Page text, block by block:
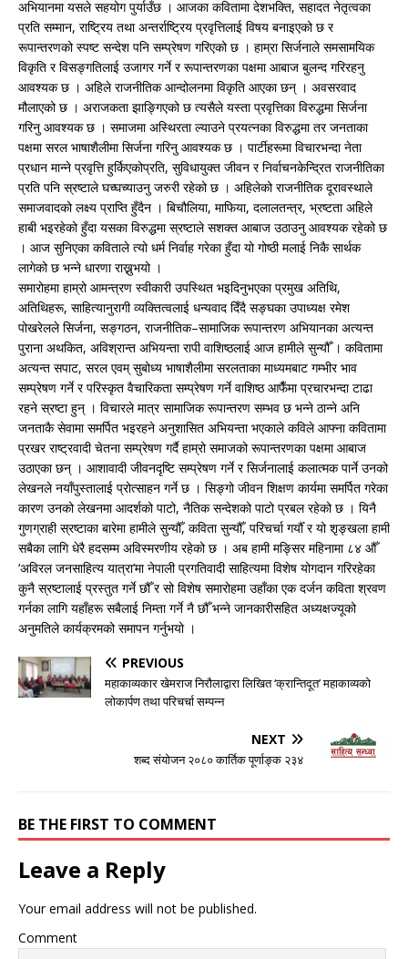
अभियानमा यसले सहयोग पुर्याउँछ । आजका कवितामा देशभक्ति, सहादत नेतृत्वका
प्रति सम्मान, राष्ट्रिय तथा अन्तर्राष्ट्रिय प्रवृत्तिलाई विषय बनाइएको छ र
रूपान्तरणको स्पष्ट सन्देश पनि सम्प्रेषण गरिएको छ । हाम्रा सिर्जनाले समसामयिक
विकृति र विसङ्गतिलाई उजागर गर्ने र रूपान्तरणका पक्षमा आबाज बुलन्द गरिरहनु
आवश्यक छ । अहिले राजनीतिक आन्दोलनमा विकृति आएका छन् । अवसरवाद
मौलाएको छ । अराजकता झाङ्गिएको छ त्यसैले यस्ता प्रवृत्तिका विरुद्धमा सिर्जना
गरिनु आवश्यक छ । समाजमा अस्थिरता ल्याउने प्रयत्नका विरुद्धमा तर जनताका
पक्षमा सरल भाषाशैलीमा सिर्जना गरिनु आवश्यक छ । पार्टीहरूमा विचारभन्दा नेता
प्रधान मान्ने प्रवृत्ति हुर्किएकोप्रति, सुविधायुक्त जीवन र निर्वाचनकेन्द्रित राजनीतिका
प्रति पनि स्रष्टाले घच्घच्याउनु जरुरी रहेको छ । अहिलेको राजनीतिक दूरावस्थाले
समाजवादको लक्ष्य प्राप्ति हुँदैन । बिचौलिया, माफिया, दलालतन्त्र, भ्रष्टता अहिले
हाबी भइरहेको हुँदा यसका विरुद्धमा स्रष्टाले सशक्त आबाज उठाउनु आवश्यक रहेको छ
। आज सुनिएका कविताले त्यो धर्म निर्वाह गरेका हुँदा यो गोष्ठी मलाई निकै सार्थक
लागेको छ भन्ने धारणा राख्नुभयो ।
समारोहमा हाम्रो आमन्त्रण स्वीकारी उपस्थित भइदिनुभएका प्रमुख अतिथि,
अतिथिहरू, साहित्यानुरागी व्यक्तित्वलाई धन्यवाद दिँदै सङ्घका उपाध्यक्ष रमेश
पोखरेलले सिर्जना, सङ्गठन, राजनीतिक–सामाजिक रूपान्तरण अभियानका अत्यन्त
पुराना अथकित, अविश्रान्त अभियन्ता रापी वाशिष्ठलाई आज हामीले सुन्यौँ । कवितामा
अत्यन्त सपाट, सरल एवम् सुबोध्य भाषाशैलीमा सरलताका माध्यमबाट गम्भीर भाव
सम्प्रेषण गर्ने र परिस्कृत वैचारिकता सम्प्रेषण गर्ने वाशिष्ठ आफैँमा प्रचारभन्दा टाढा
रहने स्रष्टा हुन् । विचारले मात्र सामाजिक रूपान्तरण सम्भव छ भन्ने ठान्ने अनि
जनताकै सेवामा समर्पित भइरहने अनुशासित अभियन्ता भएकाले कविले आफ्ना कवितामा
प्रखर राष्ट्रवादी चेतना सम्प्रेषण गर्दै हाम्रो समाजको रूपान्तरणका पक्षमा आबाज
उठाएका छन् । आशावादी जीवनदृष्टि सम्प्रेषण गर्ने र सिर्जनालाई कलात्मक पार्ने उनको
लेखनले नयाँपुस्तालाई प्रोत्साहन गर्ने छ । सिङ्गो जीवन शिक्षण कार्यमा समर्पित गरेका
कारण उनको लेखनमा आदर्शको पाटो, नैतिक सन्देशको पाटो प्रबल रहेको छ । यिनै
गुणग्राही स्रष्टाका बारेमा हामीले सुन्यौँ, कविता सुन्यौँ, परिचर्चा गर्यौँ र यो शृङ्खला हामी
सबैका लागि धेरै हदसम्म अविस्मरणीय रहेको छ । अब हामी मङ्सिर महिनामा ८४ औँ
‘अविरल जनसाहित्य यात्रा’मा नेपाली प्रगतिवादी साहित्यमा विशेष योगदान गरिरहेका
कुनै स्रष्टालाई प्रस्तुत गर्ने छौँ र सो विशेष समारोहमा उहाँका एक दर्जन कविता श्रवण
गर्नका लागि यहाँहरू सबैलाई निम्ता गर्ने नै छौँ भन्ने जानकारीसहित अध्यक्षज्यूको
अनुमतिले कार्यक्रमको समापन गर्नुभयो ।
PREVIOUS
महाकाव्यकार खेमराज निरौलाद्वारा लिखित ‘क्रान्तिदूत’ महाकाव्यको
लोकार्पण तथा परिचर्चा सम्पन्न
NEXT
शब्द संयोजन २०८० कार्तिक पूर्णाङ्क २३४
BE THE FIRST TO COMMENT
Leave a Reply
Your email address will not be published.
Comment